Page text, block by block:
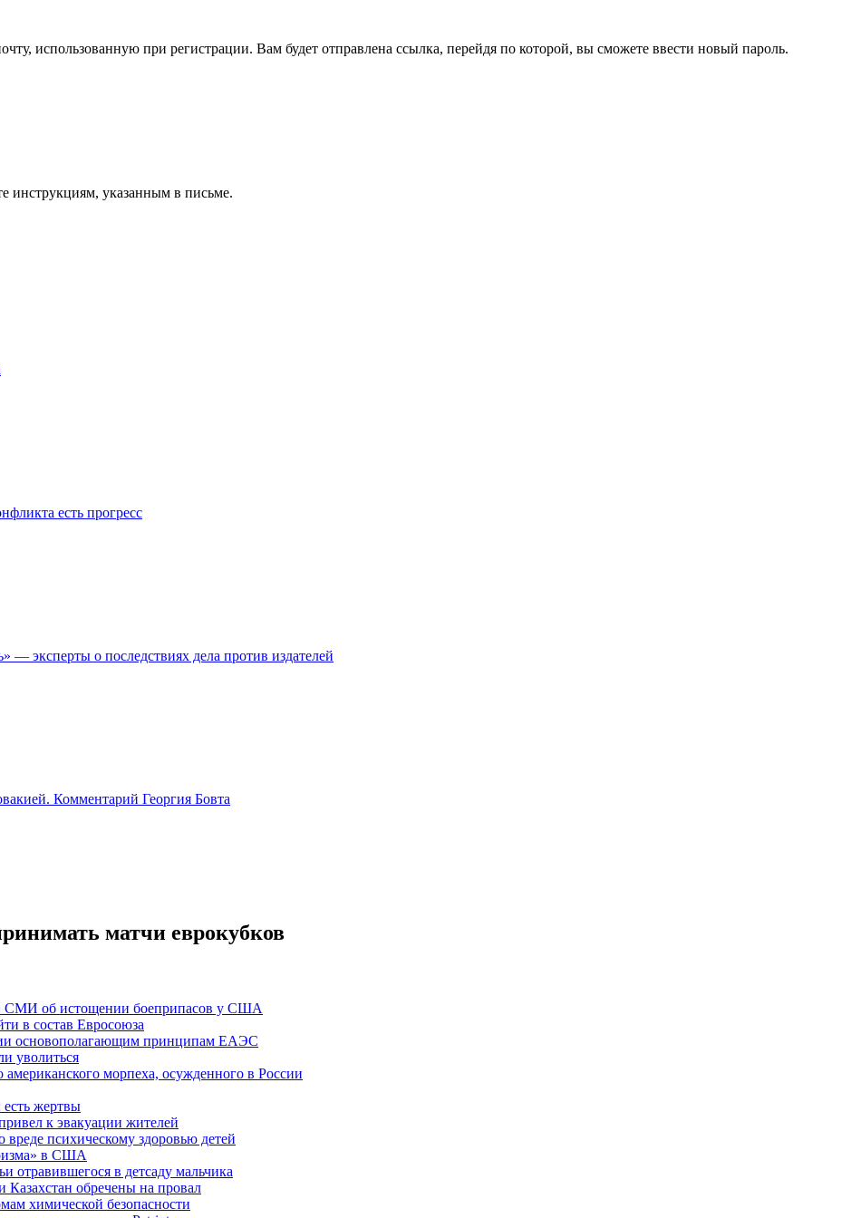
использованную при регистрации. Вам будет отправлена ссылка, перейдя по которой, вы сможете ввести новый пароль.
инструкциям, указанным в письме.
есть прогресс
эксперты о последствиях дела против издателей
Комментарий Георгия Бовта
матчи еврокубков
СМИ об истощении боеприпасов у США
в состав Евросоюза
основополагающим принципам ЕАЭС
уволиться
морпеха, осужденного в России
есть жертвы
к эвакуации жителей
психическому здоровью детей
в США
отравившегося в детсаду мальчика
обречены на провал
химической безопасности